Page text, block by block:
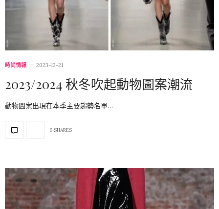
時尚情報 2023-12-21
2023/2024 秋冬吹起動物圖案潮流
動物圖案出現在本季主要趨勢名單…
0 SHARES